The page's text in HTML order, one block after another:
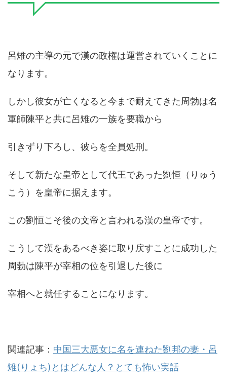
呂雉の主導の元で漢の政権は運営されていくことに
なります。
しかし彼女が亡くなると今まで耐えてきた周勃は名
軍師陳平と共に呂雉の一族を要職から
引きずり下ろし、彼らを全員処刑。
そして新たな皇帝として代王であった劉恒（りゅう
こう）を皇帝に据えます。
この劉恒こそ後の文帝と言われる漢の皇帝です。
こうして漢をあるべき姿に取り戻すことに成功した
周勃は陳平が宰相の位を引退した後に
宰相へと就任することになります。
関連記事： 中国三大悪女に名を連ねた劉邦の妻・呂
雉(りょち)とはどんな人？とても怖い実話